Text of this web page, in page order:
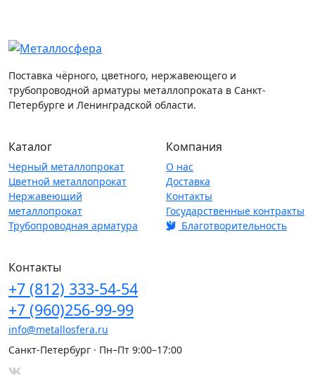
Поставка чёрного, цветного, нержавеющего и
трубопроводной арматуры металлопроката в Санкт-
Петербурге и Ленинградской области.
Каталог
Черный металлопрокат
Цветной металлопрокат
Нержавеющий
металлопрокат
Трубопроводная арматура
Компания
О нас
Доставка
Контакты
Государственные контракты
Благотворительность
Контакты
+7 (812) 333-54-54
+7 (960)256-99-99
info@metallosfera.ru
Санкт-Петербург · Пн–Пт 9:00–17:00